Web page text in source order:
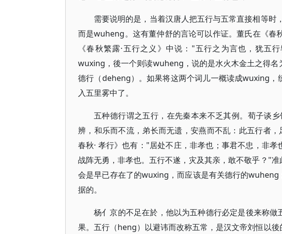
需要说明的是，当着汉唐人把五行与五常直接相等
而是wuheng。这有董仲舒的言论可以作证。董氏在《春
《春秋繁露·五行之义》中说："五行之为言也，犹五
wuxing，後一个则读wuheng，说的是水火木金土之得名
德行（deheng）。如果将这两个词儿一概读成wuxing，
入五里雾中了。
五种德行谓之五行，在先秦本来不乏其例。荀子谈
辨，和乐而不流，弟长而无遗，安燕而不乱：此五行者
春秋· 孝行》也有："居处不庄，非孝也；事君不忠，非
战阵无勇，非孝也。五行不遂，灾及其亲，敢不敬乎？"
会是早已存在了的wuxing，而应该是有关德行的
据的。
杨亻京的不足在於，他以为五种德行必定是後来称
果。五行（heng）以避讳而改称五常，是汉文帝刘恒以